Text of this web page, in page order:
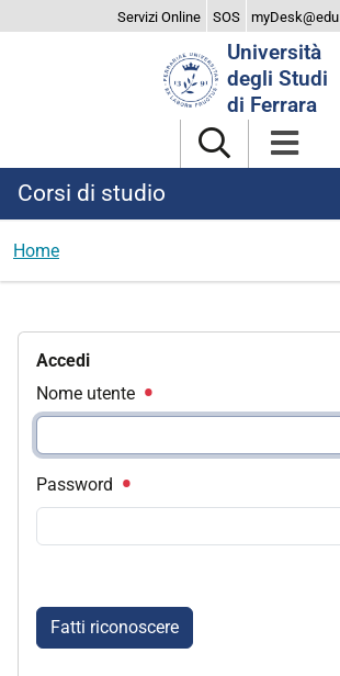
Servizi Online SOS myDesk@edu
Università
degli Studi
di Ferrara
Corsi di studio
Home
Accedi
Nome utente
Password
Fatti riconoscere